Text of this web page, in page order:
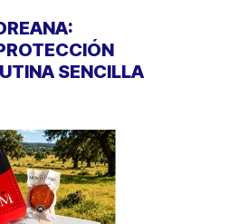
SENCILLA